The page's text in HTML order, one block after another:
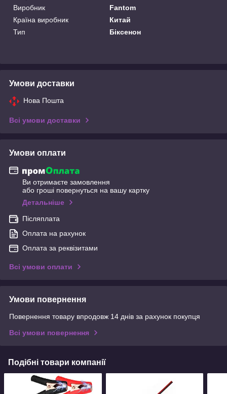
Виробник
Fantom
Країна виробник
Китай
Тип
Біксенон
Умови доставки
Нова Пошта
Всі умови доставки
Умови оплати
Ви отримаєте замовлення
або гроші повернуться на вашу картку
Детальніше
Післяплата
Оплата на рахунок
Оплата за реквізитами
Всі умови оплати
Умови повернення
Повернення товару впродовж 14 днів за рахунок покупця
Всі умови повернення
Подібні товари компанії